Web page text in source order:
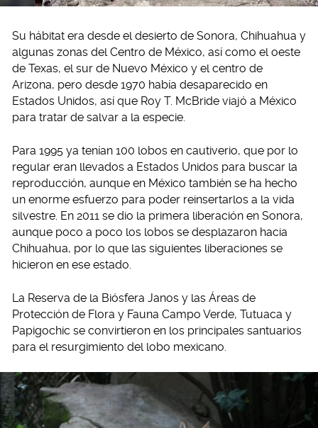
Su hábitat era desde el desierto de Sonora, Chihuahua y
algunas zonas del Centro de México, así como el oeste
de Texas, el sur de Nuevo México y el centro de
Arizona, pero desde 1970 había desaparecido en
Estados Unidos, así que Roy T. McBride viajó a México
para tratar de salvar a la especie.
Para 1995 ya tenían 100 lobos en cautiverio, que por lo
regular eran llevados a Estados Unidos para buscar la
reproducción, aunque en México también se ha hecho
un enorme esfuerzo para poder reinsertarlos a la vida
silvestre. En 2011 se dio la primera liberación en Sonora,
aunque poco a poco los lobos se desplazaron hacia
Chihuahua, por lo que las siguientes liberaciones se
hicieron en ese estado.
La Reserva de la Biósfera Janos y las Áreas de
Protección de Flora y Fauna Campo Verde, Tutuaca y
Papigochic se convirtieron en los principales santuarios
para el resurgimiento del lobo mexicano.